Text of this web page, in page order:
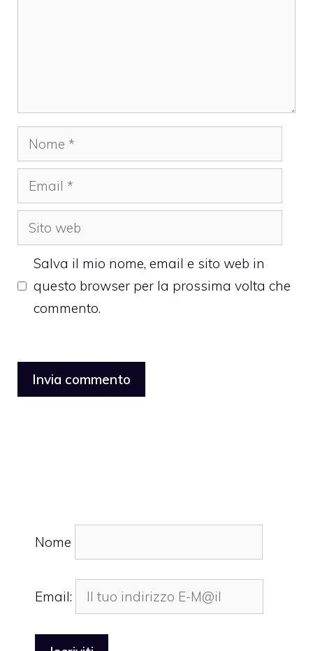
Nome
Email
Sito
web
Salva il mio nome, email e sito web in
questo browser per la prossima volta che
commento.
Nome
Email: